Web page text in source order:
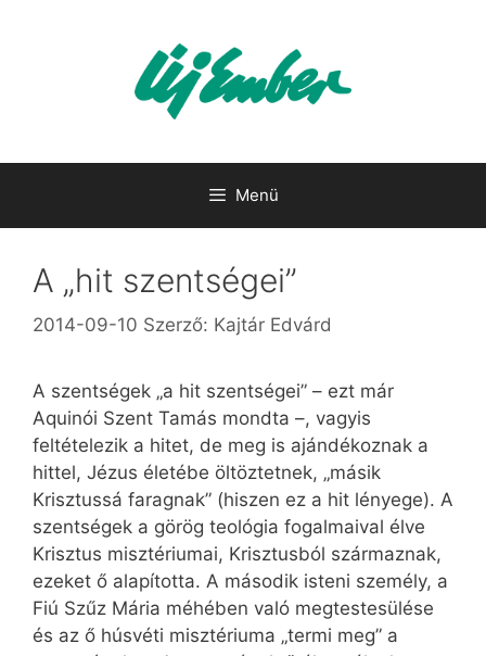
Menü
A „hit szentségei”
2014-09-10 Szerző: Kajtár Edvárd
A szentségek „a hit szentségei” – ezt már
Aquinói Szent Tamás mondta –, vagyis
feltételezik a hitet, de meg is ajándékoznak a
hittel, Jézus életébe öltöztetnek, „másik
Krisztussá faragnak” (hiszen ez a hit lényege). A
szentségek a görög teológia fogalmaival élve
Krisztus misztériumai, Krisztusból származnak,
ezeket ő alapította. A második isteni személy, a
Fiú Szűz Mária méhében való megtestesülése
és az ő húsvéti misztériuma „termi meg” a